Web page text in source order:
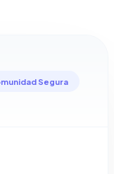
Segura